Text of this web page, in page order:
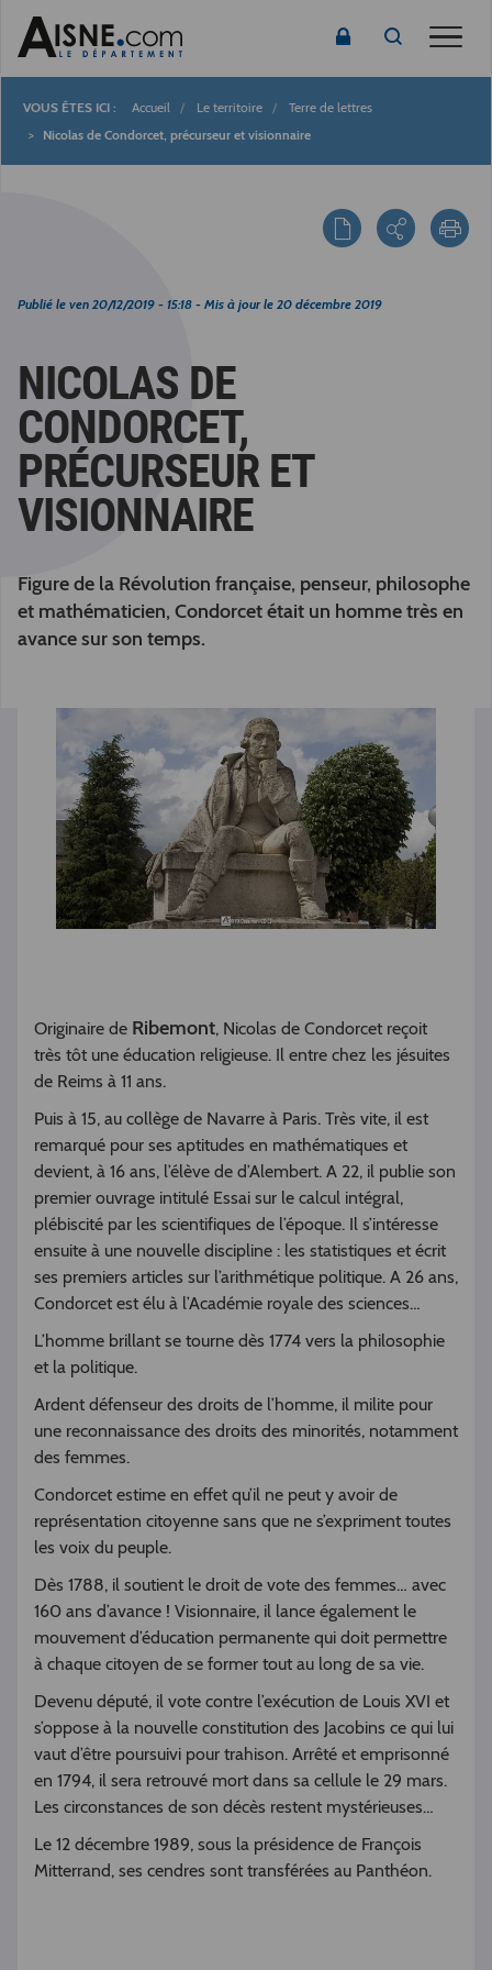
Fil
Accueil Le territoire
Terre de lettres
Nicolas de Condorcet, précurseur et visionnaire
Publié le ven 20/12/2019 - 15:18 - Mis à jour le 20 décembre 2019
NICOLAS DE
CONDORCET,
PRÉCURSEUR ET
VISIONNAIRE
Figure de la Révolution française, penseur, philosophe
et mathématicien, Condorcet était un homme très en
avance sur son temps.
Originaire de Ribemont, Nicolas de Condorcet reçoit
très tôt une éducation religieuse. Il entre chez les jésuites
de Reims à 11 ans.
Puis à 15, au collège de Navarre à Paris. Très vite, il est
remarqué pour ses aptitudes en mathématiques et
devient, à 16 ans, l’élève de d’Alembert. A 22, il publie son
premier ouvrage intitulé Essai sur le calcul intégral,
plébiscité par les scientifiques de l’époque. Il s’intéresse
ensuite à une nouvelle discipline : les statistiques et écrit
ses premiers articles sur l’arithmétique politique. A 26 ans,
Condorcet est élu à l’Académie royale des sciences…
L’homme brillant se tourne dès 1774 vers la philosophie
et la politique.
Ardent défenseur des droits de l’homme, il milite pour
une reconnaissance des droits des minorités, notamment
des femmes.
Condorcet estime en effet qu’il ne peut y avoir de
représentation citoyenne sans que ne s’expriment toutes
les voix du peuple.
Dès 1788, il soutient le droit de vote des femmes… avec
160 ans d’avance ! Visionnaire, il lance également le
mouvement d’éducation permanente qui doit permettre
à chaque citoyen de se former tout au long de sa vie.
Devenu député, il vote contre l’exécution de Louis XVI et
s’oppose à la nouvelle constitution des Jacobins ce qui lui
vaut d’être poursuivi pour trahison. Arrêté et emprisonné
en 1794, il sera retrouvé mort dans sa cellule le 29 mars.
Les circonstances de son décès restent mystérieuses…
Le 12 décembre 1989, sous la présidence de François
Mitterrand, ses cendres sont transférées au Panthéon.